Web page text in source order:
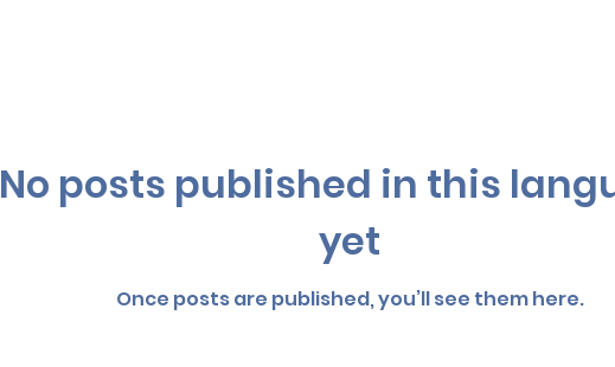
No posts published in this
yet
Once posts are published, you’ll see them here.